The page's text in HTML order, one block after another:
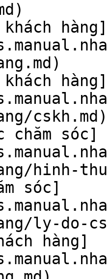
hàng]
hàng]
cskh.md)
sóc]
hinh-
sóc]
ly-do-
hàng]